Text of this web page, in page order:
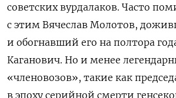
советских вурдалаков. Часто
с этим Вячеслав Молотов,
и обогнавший его на полтора
Каганович. Но и менее
«членовозов», такие как
в эпоху серийной смерти